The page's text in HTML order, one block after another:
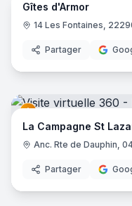
Gîtes d'Armor
14 Les Fontaines,
Partager
La Campagne St
Anc. Rte de Dauphin,
Partager